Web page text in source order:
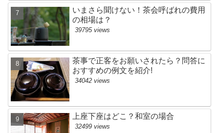
いまさら聞けない！茶会呼ばれの費用
の相場は？
39795 views
茶事で正客をお願いされたら？問答に
おすすめの例文を紹介!
34042 views
上座下座はどこ？和室の場合
32499 views